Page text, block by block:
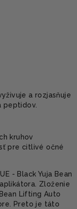
a rozjasňuje
peptidov.
kruhov
pre citlivé očné
- Black Yuja Bean
Zloženie
Lifting Auto
Preto je táto